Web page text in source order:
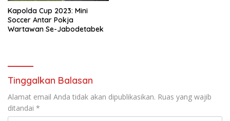
Kapolda Cup 2023: Mini
Soccer Antar Pokja
Wartawan Se-Jabodetabek
Tinggalkan Balasan
Alamat email Anda tidak akan dipublikasikan. Ruas yang wajib
ditandai *